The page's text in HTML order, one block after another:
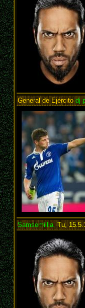
General de Ejércitodj
Samsemillia,Tu,